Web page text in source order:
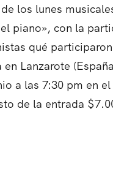
los lunes
piano», con la
qué
en Lanzarote
a las 7:30 pm en
de la entrada